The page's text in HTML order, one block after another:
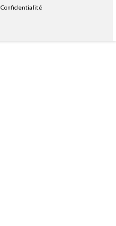
Confidentialité